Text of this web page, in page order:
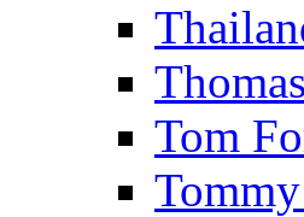
Tom